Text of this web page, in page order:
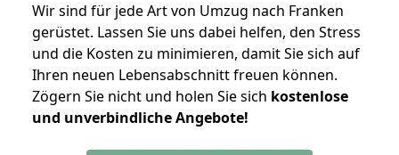
Wir sind für jede Art von Umzug nach Franken
gerüstet. Lassen Sie uns dabei helfen, den Stress
und die Kosten zu minimieren, damit Sie sich auf
Ihren neuen Lebensabschnitt freuen können.
Zögern Sie nicht und holen Sie sich kostenlose
und unverbindliche Angebote!